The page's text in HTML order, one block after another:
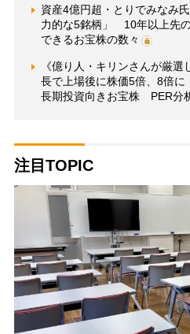
資産4億円超・とりでみなみ
力的な5銘柄」 10年以上先
できるお宝株の数々
《億り人・キリンさんが厳
長で上場後に株価5倍、8倍
長期投資向きお宝株 PER分
注目TOPIC